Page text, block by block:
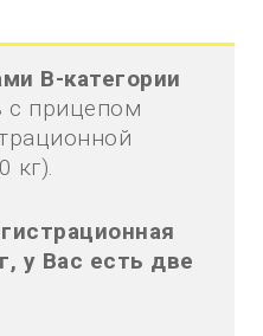
В-категории
с прицепом
кг).
у Вас есть две